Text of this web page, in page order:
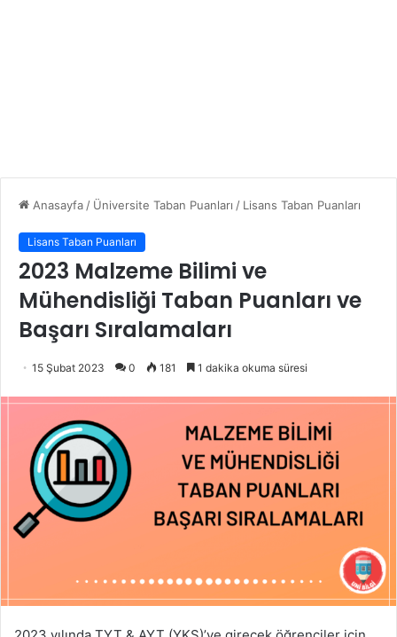
Anasayfa / Üniversite Taban Puanları / Lisans Taban Puanları
Lisans Taban Puanları
2023 Malzeme Bilimi ve
Mühendisliği Taban Puanları ve
Başarı Sıralamaları
15 Şubat 2023 0 181 1 dakika okuma süresi